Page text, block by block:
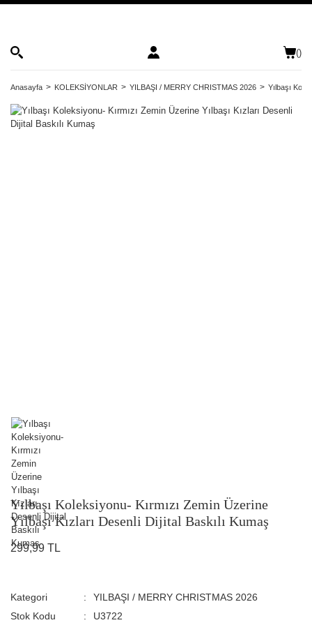
()
Anasayfa KOLEKSİYONLAR YILBAŞI / MERRY CHRISTMAS 2026 Yılbaşı
Yılbaşı Koleksiyonu- Kırmızı Zemin Üzerine
Yılbaşı Kızları Desenli Dijital Baskılı Kumaş
299,99 TL
Kategori
YILBAŞI / MERRY CHRISTMAS 2026
Stok Kodu
U3722